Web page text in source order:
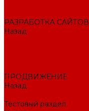
РАЗРАБОТКА САЙТОВ
Назад
ПРОДВИЖЕНИЕ
Назад
Тестовый раздел